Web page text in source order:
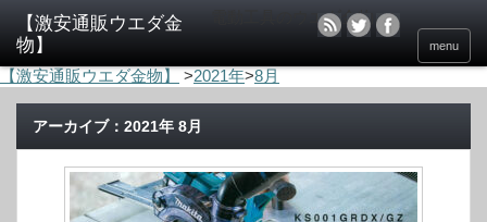
電動工具のウエダ金物
menu
【激安通販ウエダ金物】 >2021年>8月
アーカイブ：2021年 8月